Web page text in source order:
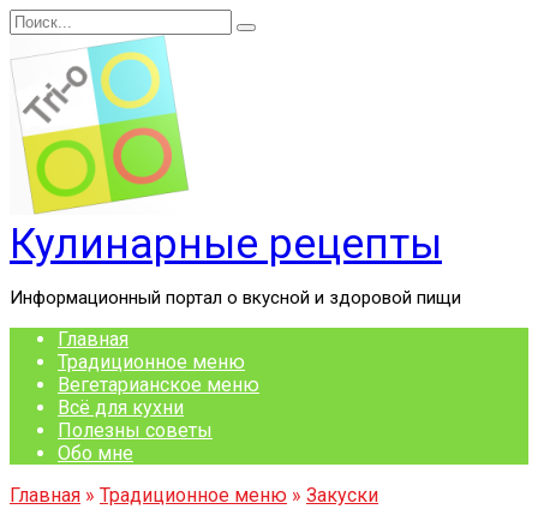
Перейти
к
содержанию
Search
for:
Кулинарные рецепты
Информационный портал о вкусной и здоровой пищи
Главная
Традиционное меню
Вегетарианское меню
Всё для кухни
Полезны советы
Обо мне
Главная » Традиционное меню » Закуски